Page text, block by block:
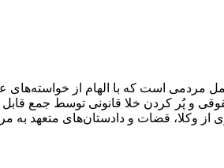
عمل مردمی است که با الهام از
و پُر کردن خلا قانونی توسط جمع
از وکلا، قضات و دادستان‌های متعهد